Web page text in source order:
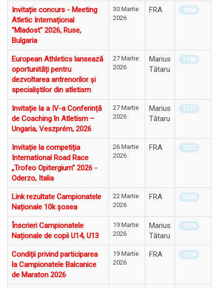
Invitație concurs - Meeting
Atletic Internațional
"Mladost" 2026, Ruse,
Bulgaria
30 Martie
2026
FRA 1868
European Athletics lansează
oportunități pentru
dezvoltarea antrenorilor și
specialiștilor din atletism
27 Martie
2026
Marius
Tătaru
1188
Invitație la a IV-a Conferință
de Coaching în Atletism –
Ungaria, Veszprém, 2026
27 Martie
2026
Marius
Tătaru
1171
Invitație la competiția
International Road Race
„Trofeo Opitergium” 2026 -
Oderzo, Italia
26 Martie
2026
FRA 1257
Link rezultate Campionatele
Naționale 10k șosea
22 Martie
2026
FRA 2089
Înscrieri Campionatele
Naționale de copii U14, U13
19 Martie
2026
Marius
Tătaru
1539
Condiții privind participarea
la Campionatele Balcanice
de Maraton 2026
19 Martie
2026
FRA 1104